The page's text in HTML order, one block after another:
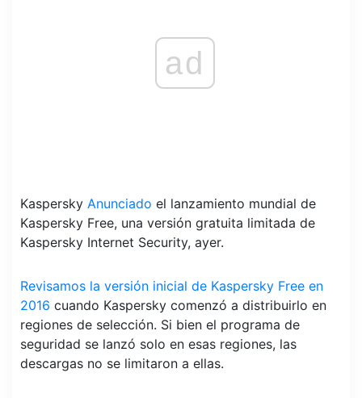
ad
Kaspersky Anunciado el lanzamiento mundial de
Kaspersky Free, una versión gratuita limitada de
Kaspersky Internet Security, ayer.
Revisamos la versión inicial de Kaspersky Free en
2016 cuando Kaspersky comenzó a distribuirlo en
regiones de selección. Si bien el programa de
seguridad se lanzó solo en esas regiones, las
descargas no se limitaron a ellas.